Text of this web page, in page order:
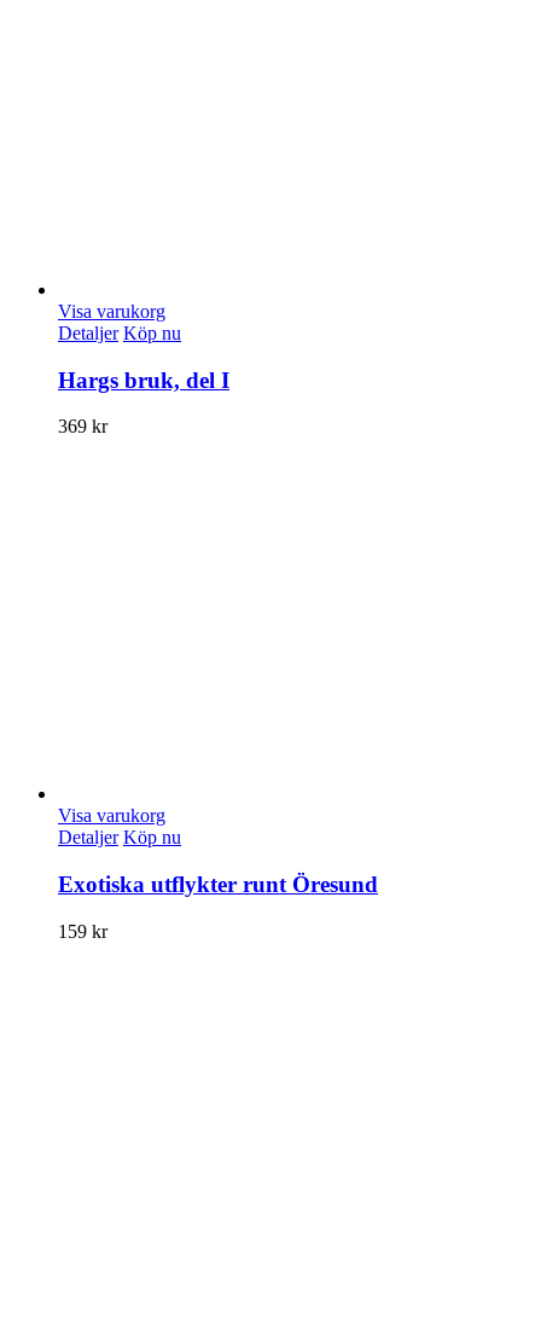
Visa varukorg
Detaljer Köp nu
Hargs bruk, del I
369 kr
Visa varukorg
Detaljer Köp nu
Exotiska utflykter runt Öresund
159 kr